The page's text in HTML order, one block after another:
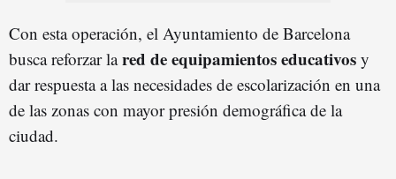
Con esta operación, el Ayuntamiento de Barcelona
busca reforzar lared de equipamientos educativos y
dar respuesta a las necesidades de escolarización en una
de las zonas con mayor presión demográfica de la
ciudad.